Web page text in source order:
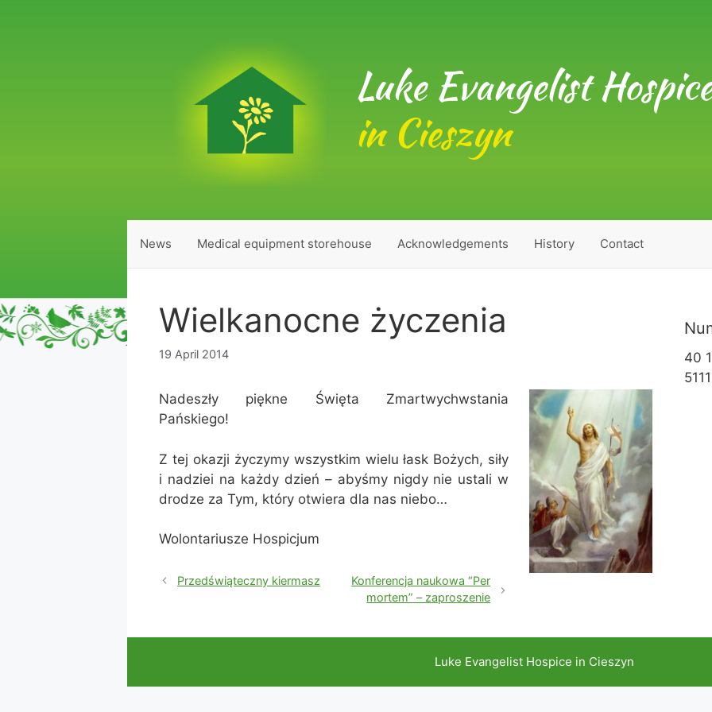
Luke Evangelist Hospice
in Cieszyn
News Medical equipment storehouse Acknowledgements History Contact
Wielkanocne życzenia
19 April 2014
Nadeszły piękne Święta Zmartwychwstania
Pańskiego!
Z tej okazji życzymy wszystkim wielu łask Bożych, siły
i nadziei na każdy dzień – abyśmy nigdy nie ustali w
drodze za Tym, który otwiera dla nas niebo…
Wolontariusze Hospicjum
Przedświąteczny kiermasz
Konferencja naukowa “Per
mortem” – zaproszenie
40
5111
Luke Evangelist Hospice in Cieszyn